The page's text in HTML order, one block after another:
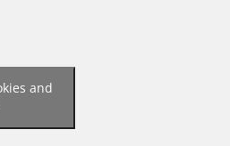
and